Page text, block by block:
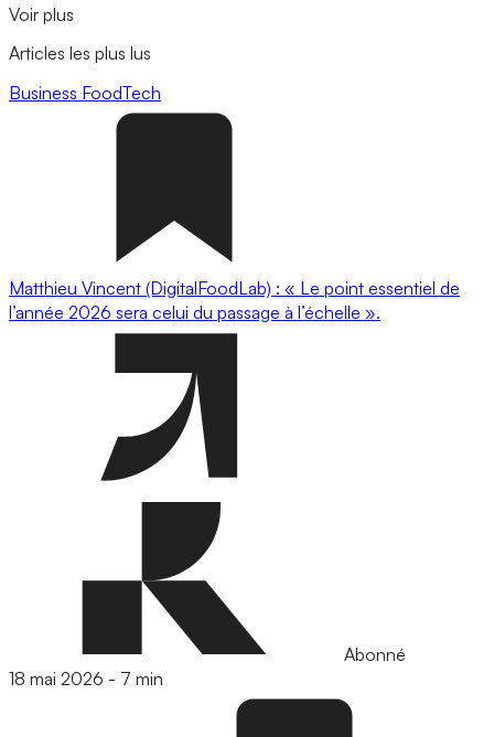
Voir plus
Articles les plus lus
Business FoodTech
Matthieu Vincent (DigitalFoodLab) : « Le point essentiel de
l’année 2026 sera celui du passage à l’échelle ».
Abonné
18 mai 2026 - 7 min